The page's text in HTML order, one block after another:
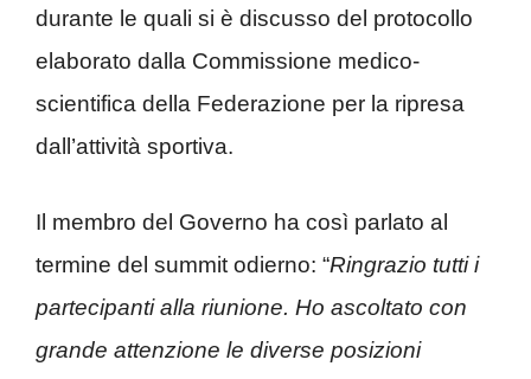
durante le quali si è discusso del protocollo
elaborato dalla Commissione medico-
scientifica della Federazione per la ripresa
dall’attività sportiva.
Il membro del Governo ha così parlato al
termine del summit odierno: “Ringrazio tutti i
partecipanti alla riunione. Ho ascoltato con
grande attenzione le diverse posizioni